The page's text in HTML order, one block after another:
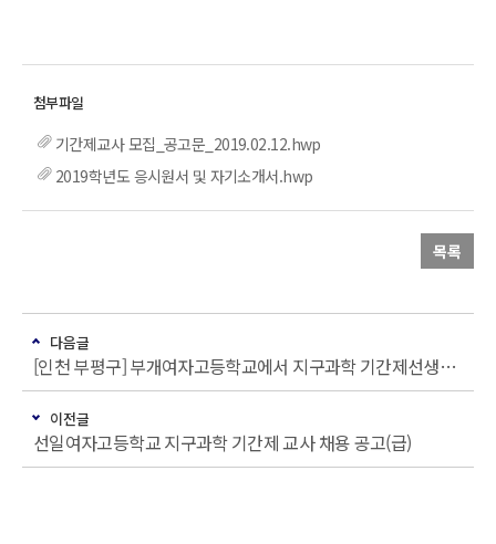
기간제교사 모집_공고문_2019.02.12.hwp
2019학년도 응시원서 및 자기소개서.hwp
목록
다음글
[인천 부평구] 부개여자고등학교에서 지구과학 기간제선생님을 구합니다.
이전글
선일여자고등학교 지구과학 기간제 교사 채용 공고(급)